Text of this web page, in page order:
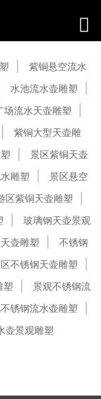
紫铜悬空流水
水池流水壶雕塑
场流水天壶雕塑
紫铜大型天壶雕
景区紫铜天壶
雕塑
景区悬空
区紫铜天壶雕塑
玻璃钢天壶景观
壶雕塑
不锈钢
不锈钢天壶雕塑
塑
景观不锈钢流
锈钢流水壶雕塑
壶景观雕塑